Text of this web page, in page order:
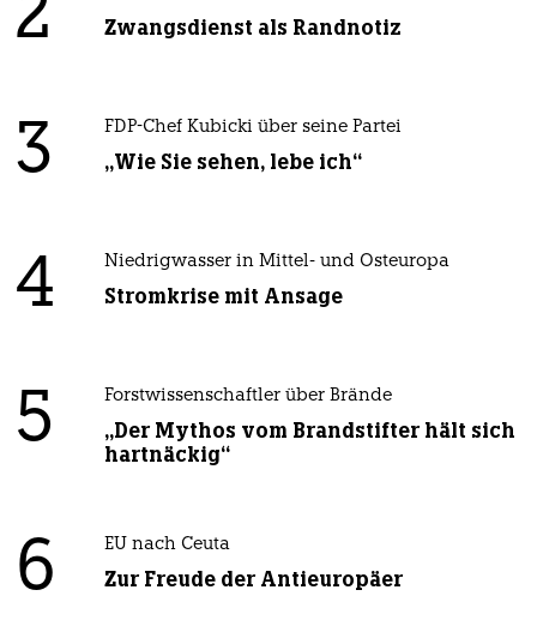
2 Zwangsdienst als Randnotiz
3 FDP-Chef Kubicki über seine Partei
„Wie Sie sehen, lebe ich“
4 Niedrigwasser in Mittel- und Osteuropa
Stromkrise mit Ansage
5 Forstwissenschaftler über Brände
„Der Mythos vom Brandstifter hält sich
hartnäckig“
6 EU nach Ceuta
Zur Freude der Antieuropäer